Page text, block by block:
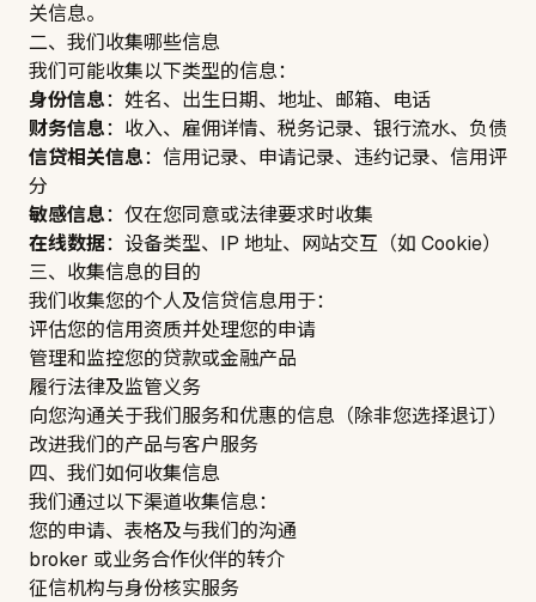
关信息。
二、我们收集哪些信息
我们可能收集以下类型的信息：
身份信息：姓名、出生日期、地址、邮箱、电话
财务信息：收入、雇佣详情、税务记录、银行流水、负债
信贷相关信息：信用记录、申请记录、违约记录、信用评
分
敏感信息：仅在您同意或法律要求时收集
在线数据：设备类型、IP 地址、网站交互（如 Cookie）
三、收集信息的目的
我们收集您的个人及信贷信息用于：
评估您的信用资质并处理您的申请
管理和监控您的贷款或金融产品
履行法律及监管义务
向您沟通关于我们服务和优惠的信息（除非您选择退订）
改进我们的产品与客户服务
四、我们如何收集信息
我们通过以下渠道收集信息：
您的申请、表格及与我们的沟通
broker 或业务合作伙伴的转介
征信机构与身份核实服务